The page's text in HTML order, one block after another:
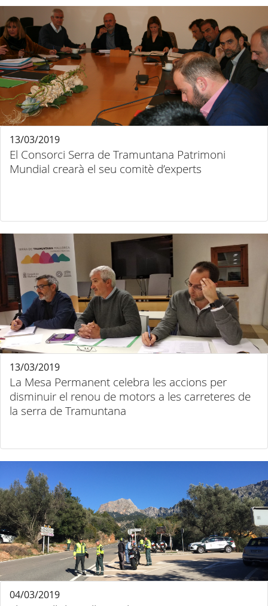
El Consorci Serra de Tramuntana Patrimoni
Mundial crearà el seu comitè d’experts
13/03/2019
La Mesa Permanent celebra les accions per
disminuir el renou de motors a les carreteres de
la serra de Tramuntana
13/03/2019
04/03/2019